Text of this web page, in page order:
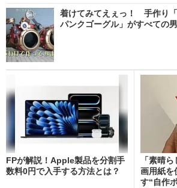
着けてみてえぇっ！ 手作り
パンクゴーグル」がすべての
FPが解説！Apple製品を分割手
数料0円で入手する方法とは？
「素晴
画用紙
す“自作